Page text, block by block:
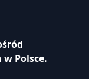
Polsce.